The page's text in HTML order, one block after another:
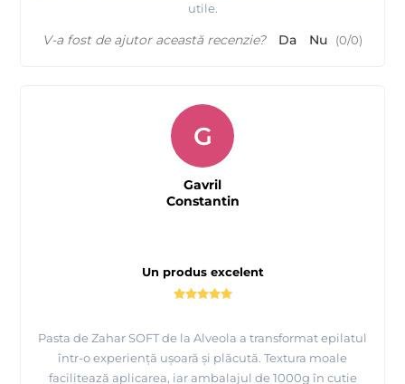
utile.
V-a fost de ajutor această recenzie? Da Nu (0/0)
Un produs excelent
Pasta de Zahar SOFT de la Alveola a transformat epilatul
într-o experiență ușoară și plăcută. Textura moale
facilitează aplicarea, iar ambalajul de 1000g în cutie
G
Gavril
Constantin